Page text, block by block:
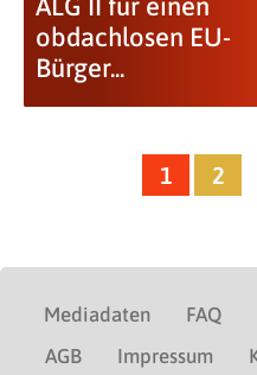
obdachlosen EU-
Bürger...
1 2
Mediadaten FAQ
AGB
Impressum